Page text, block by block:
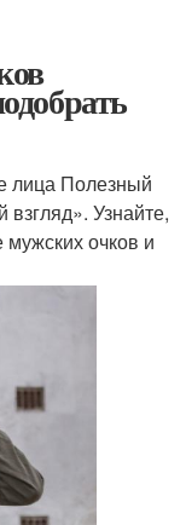
лица Полезный
взгляд». Узнайте,
очков и